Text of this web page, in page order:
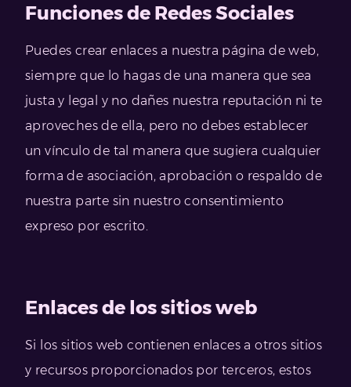
Funciones de Redes Sociales
Puedes crear enlaces a nuestra página de web,
siempre que lo hagas de una manera que sea
justa y legal y no dañes nuestra reputación ni te
aproveches de ella, pero no debes establecer
un vínculo de tal manera que sugiera cualquier
forma de asociación, aprobación o respaldo de
nuestra parte sin nuestro consentimiento
expreso por escrito.
Enlaces de los sitios web
Si los sitios web contienen enlaces a otros sitios
y recursos proporcionados por terceros, estos